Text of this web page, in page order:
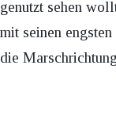
genutzt sehen
mit seinen
die